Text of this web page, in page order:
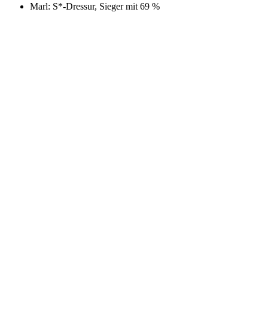
Marl: S*-Dressur, Sieger mit 69 %